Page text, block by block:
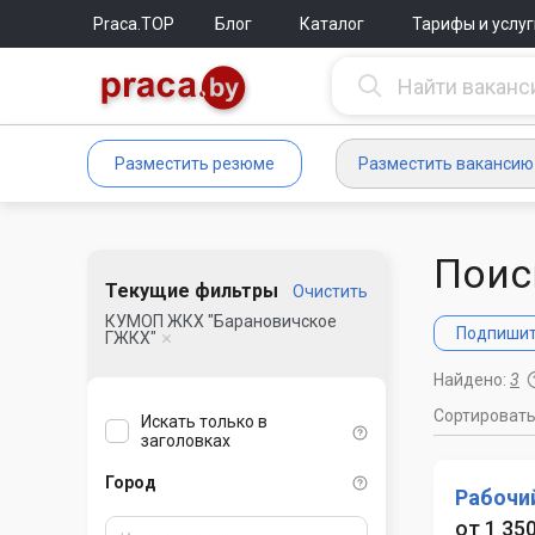
Praca.TOP Блог Каталог Тарифы и
Разместить резюме Разместить вакансию
Текущие фильтры
Очистить
КУМОП ЖКХ "Барановичское
ГЖКХ"
Искать только в
заголовках
Город
Найдено: 3
Сортировать
от 1